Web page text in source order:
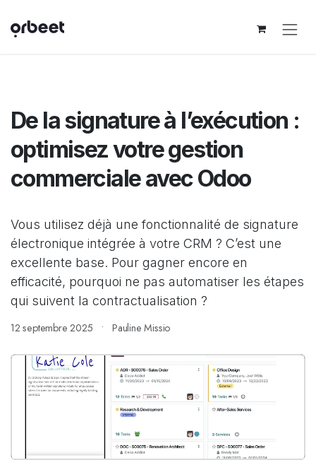
De la signature à l’exécution :
optimisez votre gestion
commerciale avec Odoo
Vous utilisez déjà une fonctionnalité de signature
électronique intégrée à votre CRM ? C’est une
excellente base. Pour gagner encore en
efficacité, pourquoi ne pas automatiser les étapes
qui suivent la contractualisation ?
12 septembre 2025 Pauline Missio